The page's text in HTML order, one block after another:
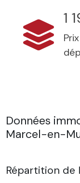
1
Données
Marcel-en-
Répartition de